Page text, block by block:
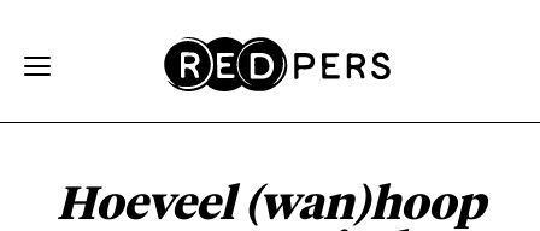
Hoeveel (wan)hoop